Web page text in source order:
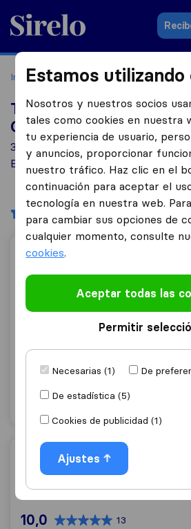
Sirelo.es
Inicio Empresas de mudanzas Sa
Top 10 empresas de
Casa Blanca
3 empresas de mudanzas
Blanca
Filtrar Ordenar por:
Mudanzas Suñer
247
Solicita Presupuestos
Transportes y Mudanzas Illes
10,0 13
Estamos utilizando
Nosotros y nuestros socios
tales como cookies en nuestra
tu experiencia de usuario,
y anuncios, proporcionar
nuestro tráfico. Haz clic en el
continuación para aceptar el
tecnología en nuestra web.
para cambiar sus opciones de
cualquier momento, consulte
cookies.
Aceptar todas las
Permitir
Necesarias (1)
De
De estadística (5)
Cookies de publicidad (1)
Ajustes